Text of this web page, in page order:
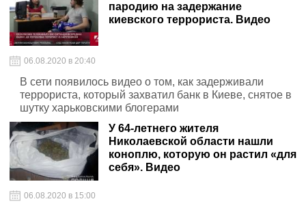
пародию на задержание
киевского террориста. Видео
06.08.2020 в 20:40
В сети появилось видео о том, как задерживали
террориста, который захватил банк в Киеве, снятое в
шутку харьковскими блогерами
У 64-летнего жителя
Николаевской области нашли
коноплю, которую он растил «для
себя». Видео
06.08.2020 в 15:00